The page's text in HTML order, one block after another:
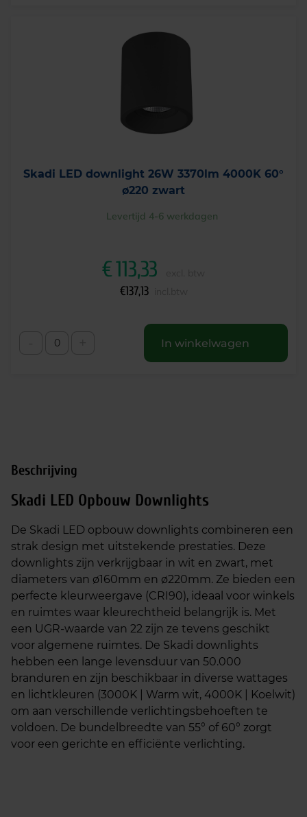
Skadi LED downlight 26W 3370lm 4000K 60°
ø220 zwart
Levertijd 4-6 werkdagen
€113,33
€137,13
In winkelwagen
Beschrijving
Skadi LED Opbouw Downlights
De Skadi LED opbouw downlights combineren een
strak design met uitstekende prestaties. Deze
downlights zijn verkrijgbaar in wit en zwart, met
diameters van ø160mm en ø220mm. Ze bieden een
perfecte kleurweergave (CRI90), ideaal voor winkels
en ruimtes waar kleurechtheid belangrijk is. Met
een UGR-waarde van 22 zijn ze tevens geschikt
voor algemene ruimtes. De Skadi downlights
hebben een lange levensduur van 50.000
branduren en zijn beschikbaar in diverse wattages
en lichtkleuren (3000K | Warm wit, 4000K | Koelwit)
om aan verschillende verlichtingsbehoeften te
voldoen. De bundelbreedte van 55° of 60° zorgt
voor een gerichte en efficiënte verlichting.